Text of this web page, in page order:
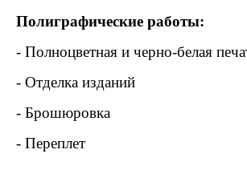
Полиграфические работы:
- Полноцветная и черно-белая
- Отделка изданий
- Брошюровка
- Переплет